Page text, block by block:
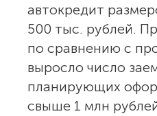
автокредит
500 тыс. рублей.
по сравнению с
выросло число
планирующих
свыше 1 млн